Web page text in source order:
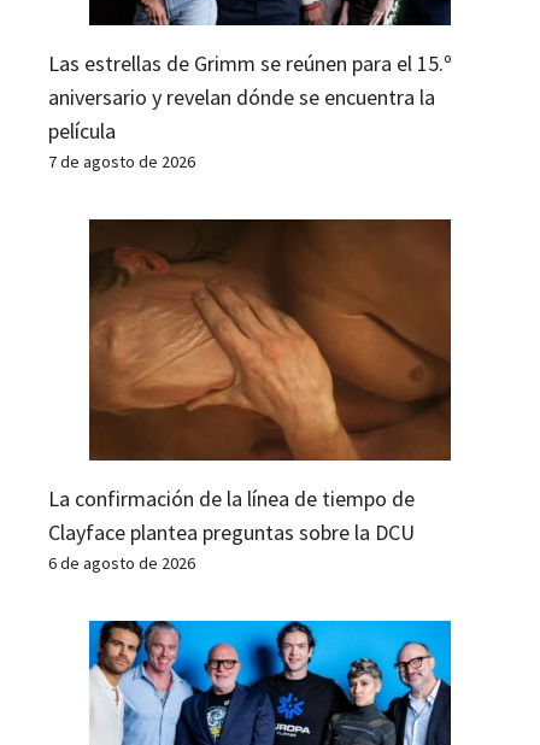
Las estrellas de Grimm se reúnen para el 15.º
aniversario y revelan dónde se encuentra la
película
7 de agosto de 2026
La confirmación de la línea de tiempo de
Clayface plantea preguntas sobre la DCU
6 de agosto de 2026